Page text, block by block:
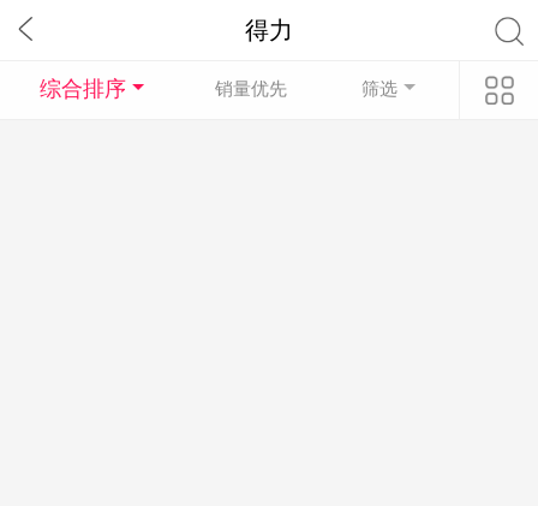
得力
综合排序 销量优先 筛选